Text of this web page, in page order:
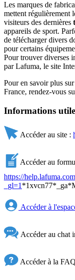
Les marques de
mettent régulièrement
visiteurs des dernières
appareils de sport.
de télécharger divers
pour certains
Pour trouver diverses
par Lafuma, le site
Pour en savoir plus
France, rendez-vous
Informations
Accéder au site :
Accéder au
https://
_gl=1
Accéder à
Accéder au chat
Accéder à la